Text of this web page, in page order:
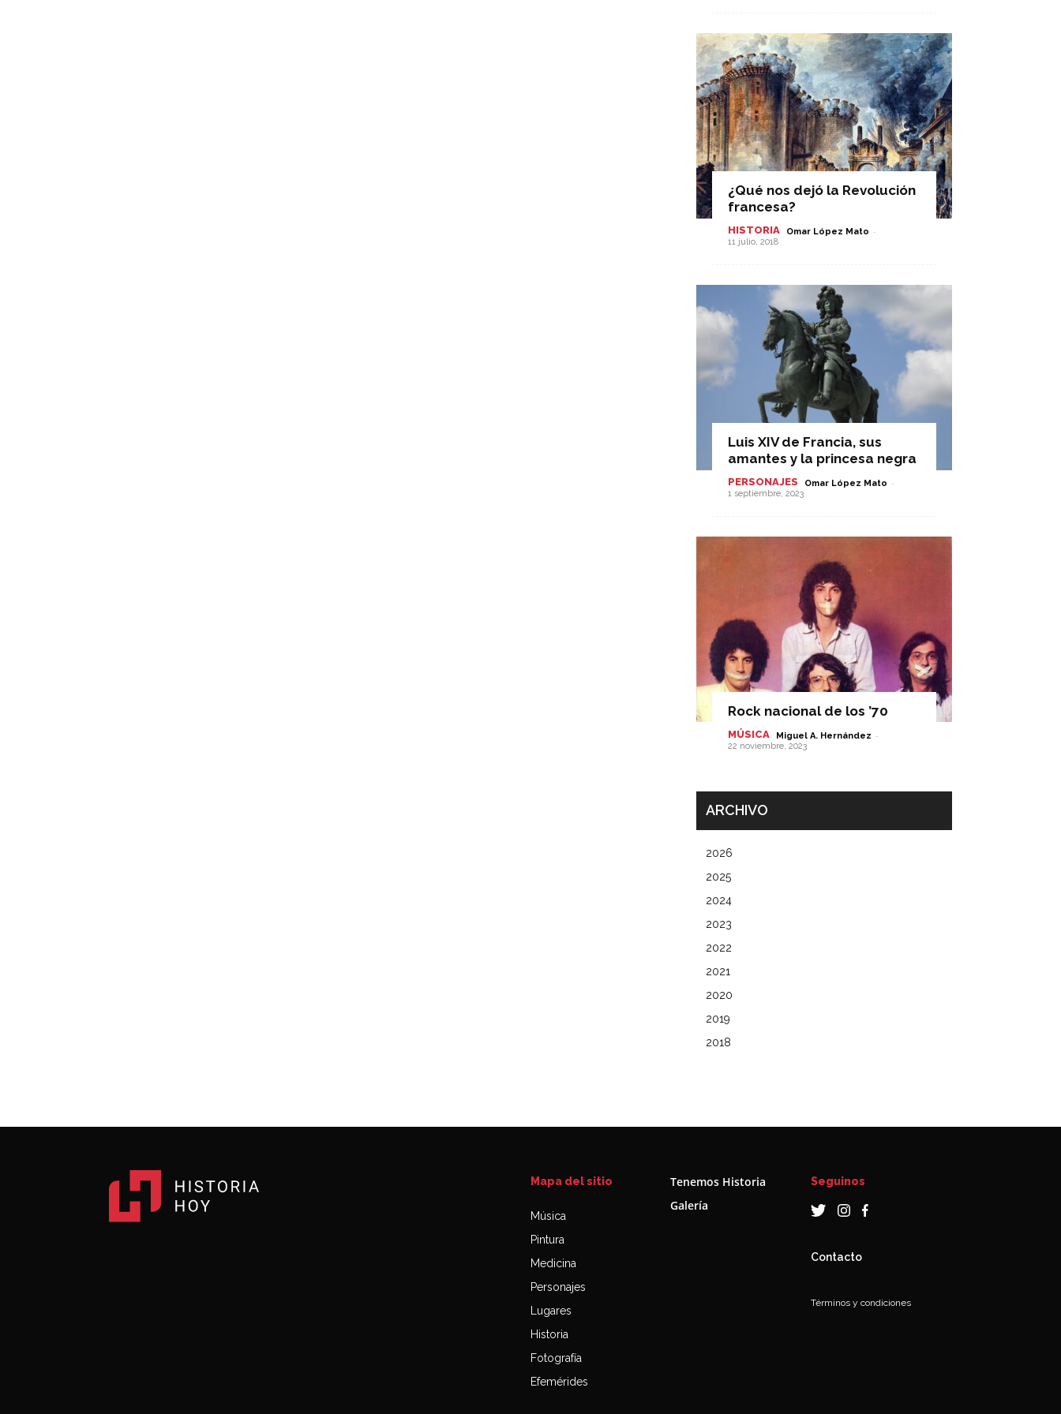
¿Qué nos dejó la Revolución
francesa?
HISTORIA Omar López Mato -
11 julio, 2018
Luis XIV de Francia, sus
amantes y la princesa negra
PERSONAJES Omar López Mato -
1 septiembre, 2023
Rock nacional de los ’70
MÚSICA Miguel A. Hernández -
22 noviembre, 2023
ARCHIVO
2026
2025
2024
2023
2022
2021
2020
2019
2018
Mapa del sitio
Música
Pintura
Medicina
Personajes
Lugares
Historia
Fotografía
Efemérides
Tenemos Historia
Galería
Seguinos
Contacto
Términos y condiciones